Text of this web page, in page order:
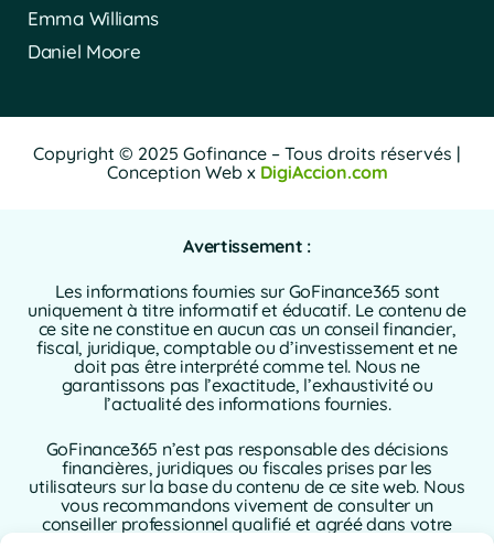
Emma Williams
Daniel Moore
Copyright © 2025 Gofinance – Tous droits réservés |
Conception Web x DigiAccion.com
Avertissement :
Les informations fournies sur GoFinance365 sont
uniquement à titre informatif et éducatif. Le contenu de
ce site ne constitue en aucun cas un conseil financier,
fiscal, juridique, comptable ou d’investissement et ne
doit pas être interprété comme tel. Nous ne
garantissons pas l’exactitude, l’exhaustivité ou
l’actualité des informations fournies.
GoFinance365 n’est pas responsable des décisions
financières, juridiques ou fiscales prises par les
utilisateurs sur la base du contenu de ce site web. Nous
vous recommandons vivement de consulter un
conseiller professionnel qualifié et agréé dans votre